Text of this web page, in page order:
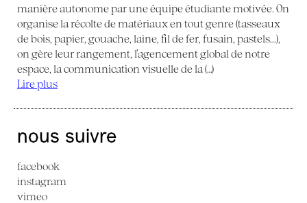
manière autonome par une équipe étudiante motivée. On
organise la récolte de matériaux en tout genre (tasseaux
de bois, papier, gouache, laine, fil de fer, fusain, pastels...),
on gère leur rangement, l’agencement global de notre
espace, la communication visuelle de la (…)
Lire plus
nous suivre
facebook
instagram
vimeo